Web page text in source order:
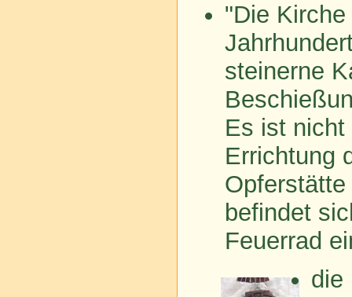
"Die
steinerne
Es ist
Errichtung
befindet
Feuerrad
die